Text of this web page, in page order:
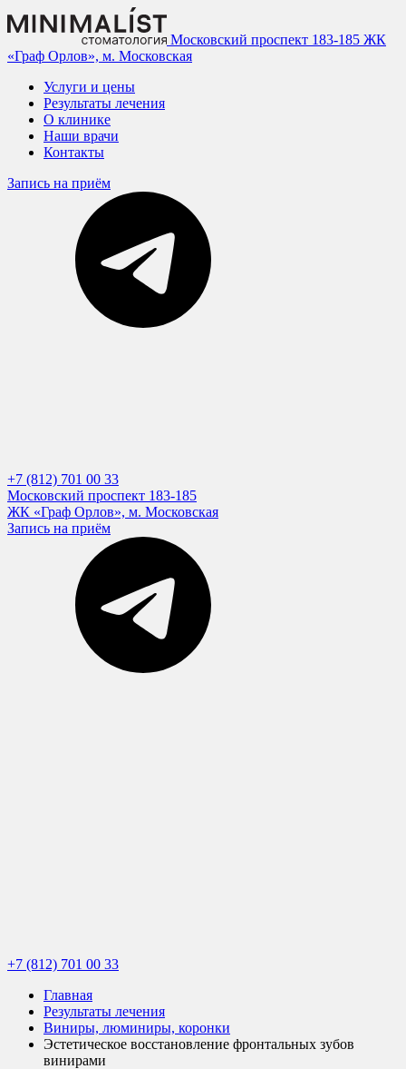
Московский проспект 183-185 ЖК
«Граф Орлов», м. Московская
Услуги и цены
Результаты лечения
О клинике
Наши врачи
Контакты
Запись на приём
+7 (812) 701 00 33
Московский проспект 183-185
ЖК «Граф Орлов», м. Московская
Запись на приём
+7 (812) 701 00 33
Главная
Результаты лечения
Виниры, люминиры, коронки
Эстетическое восстановление фронтальных зубов
винирами